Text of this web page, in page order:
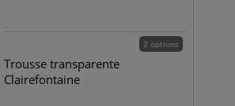
2 options
Trousse transparente
Clairefontaine